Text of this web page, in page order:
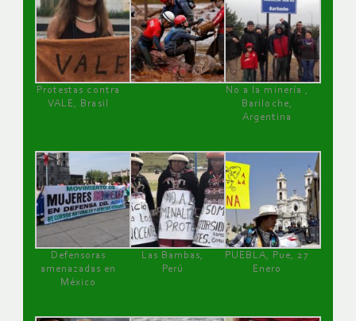
Protestas contra
VALE, Brasil
No a la minería ,
Bariloche,
Argentina
Defensoras
amenazadas en
México
Las Bambas,
Perú
PUEBLA, Pue, 27
Enero